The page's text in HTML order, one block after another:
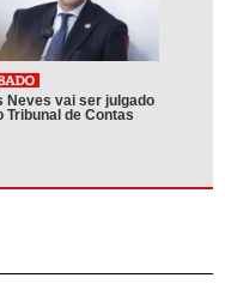
Neves vai ser julgado
Tribunal de Contas